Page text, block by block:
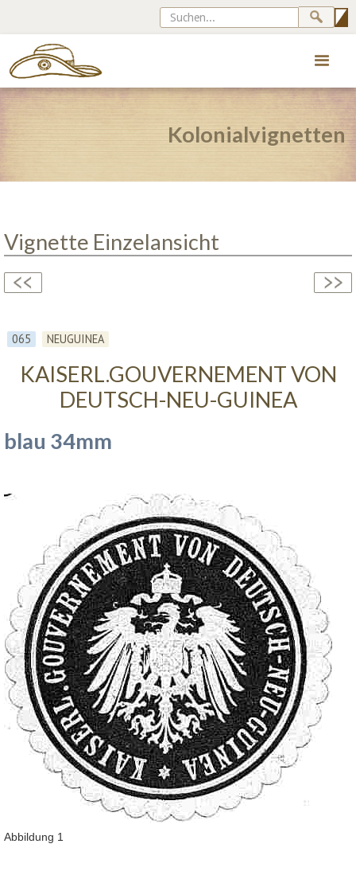
Kolonialvignetten
Vignette Einzelansicht
065 NEUGUINEA
KAISERL.GOUVERNEMENT VON
DEUTSCH-NEU-GUINEA
blau 34mm
Abbildung 1